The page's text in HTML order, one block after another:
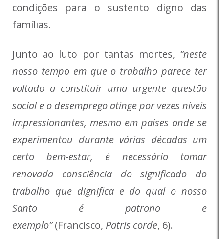
condições para o sustento digno das
famílias.
Junto ao luto por tantas mortes, “neste
nosso tempo em que o trabalho parece ter
voltado a constituir uma urgente questão
social e o desemprego atinge por vezes níveis
impressionantes, mesmo em países onde se
experimentou durante várias décadas um
certo bem-estar, é necessário tomar
renovada consciência do significado do
trabalho que dignifica e do qual o nosso
Santo é patrono e
exemplo”(Francisco, Patris corde, 6).